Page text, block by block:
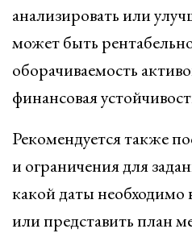
анализировать или
может быть
оборачиваемость
финансовая
Рекомендуется также
и ограничения для
какой даты необходимо
или представить план